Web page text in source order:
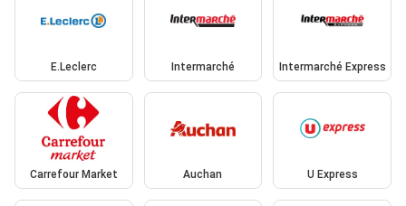
E.Leclerc Intermarché Intermarché Express
Carrefour Market Auchan U Express